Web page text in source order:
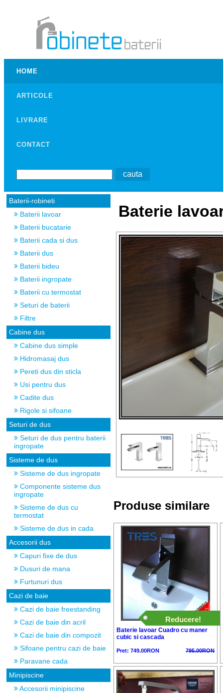
HOME
ARTICOLE
LIVRARE
CONTACT
Baterii-robineti
Baterii lavoar
Baterii bucatarie
Baterii cada si dus
Baterii dus
Baterii bideu
Baterii ingropate
Baterii cu termostat
Seturi de baterii
Filtre
Cabine dus
Cabine dus simple
Hidromasaj dus
Pereti dus din sticla
Usi pentru dus
Cadite dus
Rigole si sifoane
Seturi de dus
Seturi de dus pentru baterii
ingropate
Sisteme de dus
Sisteme de dus ingropate
Componente sisteme dus
ingropate
Sisteme de dus cu
termostat
Sisteme de dus in cada
Accesorii dus
Capuri fixe de dus
Dusuri de mana
Furtunuri dus
Cazi de baie
Cazi de baie freestanding
Cazi de baie din acril
Cazi de baie din compozit
Sifoane pentru cazi de baie
Paravane cada
Minipiscine
Accesorii minipiscine
Baterie
Produse similare
Reducere!
Baterie lavoar Cuadro cu maner
cubic si cascada
Pret: 749.00RON 795.00RON